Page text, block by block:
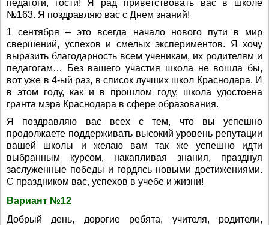
педагоги, гости! Я рад приветствовать вас в школе
№163. Я поздравляю вас с Днем знаний!
1 сентября – это всегда начало нового пути в мир
свершений, успехов и смелых экспериментов. Я хочу
выразить благодарность всем ученикам, их родителям и
педагогам… Без вашего участия школа не вошла бы,
вот уже в 4-ый раз, в список лучших школ Краснодара. И
в этом году, как и в прошлом году, школа удостоена
гранта мэра Краснодара в сфере образования.
Я поздравляю вас всех с тем, что вы успешно
продолжаете поддерживать высокий уровень репутации
вашей школы и желаю вам так же успешно идти
выбранным курсом, накапливая знания, празднуя
заслуженные победы и гордясь новыми достижениями.
С праздником вас, успехов в учебе и жизни!
Вариант №12
Добрый день, дорогие ребята, учителя, родители,